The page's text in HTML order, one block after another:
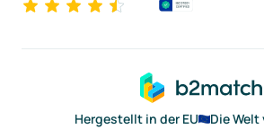
Hergestellt in der EU
Die